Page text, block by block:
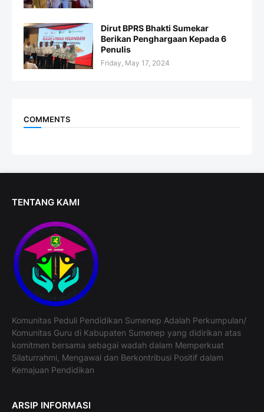
Dirut BPRS Bhakti Sumekar
Berikan Penghargaan Kepada 6
Penulis
Friday, May 17, 2024
COMMENTS
TENTANG KAMI
Komunitas Peduli Pendidikan Sumenep Adalah Perkumpulan/
Komunitas Guru di Kabupaten Sumenep yang didirikan atas
komitmen bersama sebagai wadah dalam Memperkuat
Silaturrahmi, Mengawal dan Berkontribusi Positif dalam
Kemajuan Pendidikan
ARSIP INFORMASI